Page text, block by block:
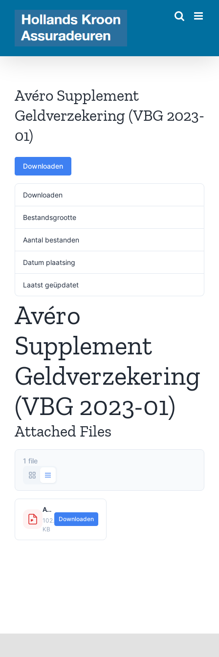
inhoud
Avéro Supplement
Geldverzekering (VBG 2023-
01)
Downloaden
Downloaden
Bestandsgrootte
Aantal bestanden
Datum plaatsing
Laatst geüpdatet
Avéro
Supplement
Geldverzekering
(VBG 2023-01)
Attached Files
1 file
Avéro Supplement Geldverzekering (VBG 2023-01).pdf
102.84
KB
Downloaden